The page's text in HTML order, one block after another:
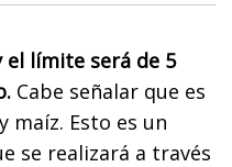
el límite será de 5
Cabe señalar que es
maíz. Esto es un
se realizará a través